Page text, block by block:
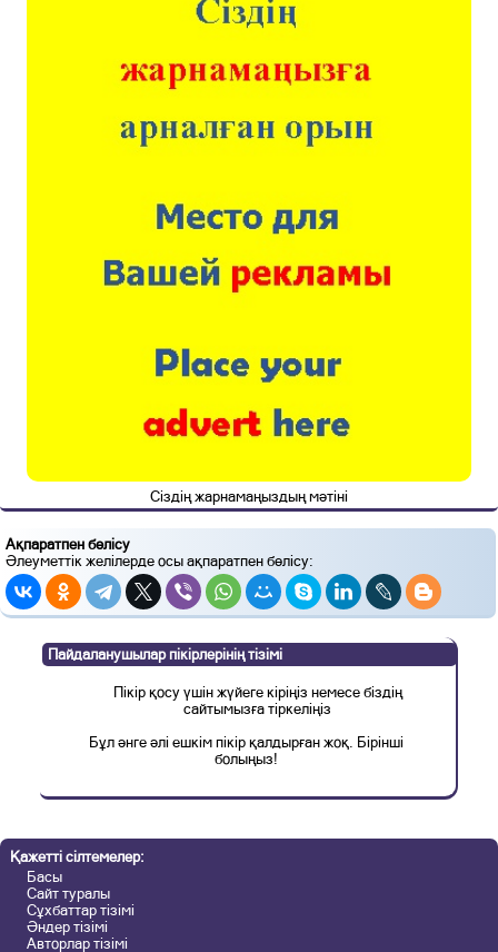
Сіздің жарнамаңыздың мәтіні
Ақпаратпен бөлісу
Әлеуметтік желілерде осы ақпаратпен бөлісу:
Пайдаланушылар пікірлерінің тізімі
Пікір қосу үшін жүйеге кіріңіз немесе біздің
сайтымызға тіркеліңіз
Бұл әнге әлі ешкім пікір қалдырған жоқ. Бірінші
болыңыз!
Қажетті сілтемелер:
Басы
Сайт туралы
Сұхбаттар тізімі
Әндер тізімі
Авторлар тізімі